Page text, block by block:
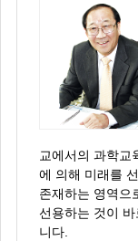
교에서의 과학교
에 의해 미래를
존재하는 영역으
선용하는 것이
니다.